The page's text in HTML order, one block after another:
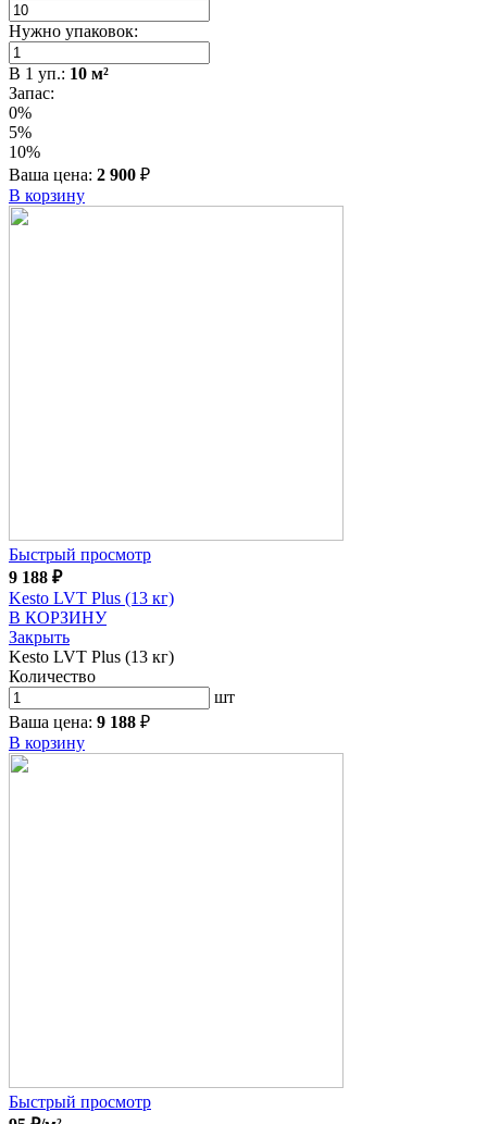
Нужно упаковок:
В 1 уп.: 10 м²
Запас:
0%
5%
10%
Ваша цена: 2 900 ₽
В корзину
Быстрый просмотр
9 188 ₽
Kesto LVT Plus (13 кг)
В КОРЗИНУ
Закрыть
Kesto LVT Plus (13 кг)
Количество
шт
Ваша цена: 9 188 ₽
В корзину
Быстрый просмотр